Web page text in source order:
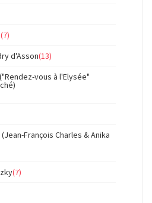
(7)
d'Asson(13)
vous à l'Elysée"
François Charles & Anika
(7)